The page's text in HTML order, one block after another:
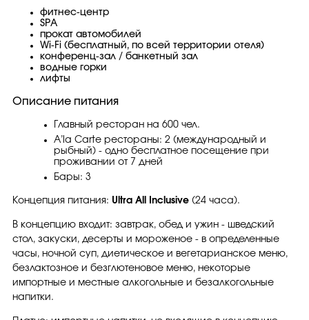
фитнес-центр
SPA
прокат автомобилей
Wi-Fi (бесплатный, по всей территории отеля)
конференц-зал / банкетный зал
водные горки
лифты
Описание питания
Главный ресторан на 600 чел.
A’la Carte рестораны: 2 (международный и
рыбный) - одно бесплатное посещение при
проживании от 7 дней
Бары: 3
Концепция питания: Ultra All Inclusive (24 часа).
В концепцию входит: завтрак, обед и ужин - шведский
стол, закуски, десерты и мороженое - в определенные
часы, ночной суп, диетическое и вегетарианское меню,
безлактозное и безглютеновое меню, некоторые
импортные и местные алкогольные и безалкогольные
напитки.